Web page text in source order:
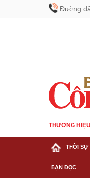
Đường
THƯƠNG
THỜI SỰ
BẠN ĐỌC